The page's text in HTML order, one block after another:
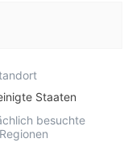
Staaten
besuchte